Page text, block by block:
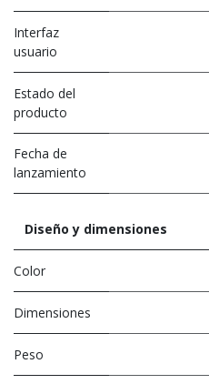
Interfaz
usuario
Estado del
producto
Fecha de
lanzamiento
Diseño y dimensiones
Color
Dimensiones
Peso